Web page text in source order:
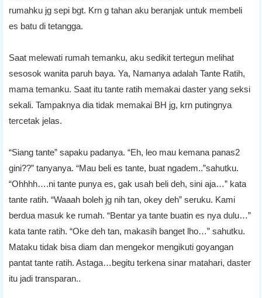
rumahku jg sepi bgt. Krn g tahan aku beranjak untuk membeli
es batu di tetangga.
Saat melewati rumah temanku, aku sedikit tertegun melihat
sesosok wanita paruh baya. Ya, Namanya adalah Tante Ratih,
mama temanku. Saat itu tante ratih memakai daster yang seksi
sekali. Tampaknya dia tidak memakai BH jg, krn putingnya
tercetak jelas.
“Siang tante” sapaku padanya. “Eh, leo mau kemana panas2
gini??” tanyanya. “Mau beli es tante, buat ngadem..”sahutku.
“Ohhhh….ni tante punya es, gak usah beli deh, sini aja…” kata
tante ratih. “Waaah boleh jg nih tan, okey deh” seruku. Kami
berdua masuk ke rumah. “Bentar ya tante buatin es nya dulu…”
kata tante ratih. “Oke deh tan, makasih banget lho…” sahutku.
Mataku tidak bisa diam dan mengekor mengikuti goyangan
pantat tante ratih. Astaga…begitu terkena sinar matahari, daster
itu jadi transparan..